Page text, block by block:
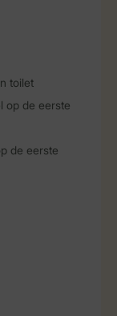
toilet
op de eerste
de eerste